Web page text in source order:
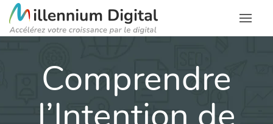
Comprendre